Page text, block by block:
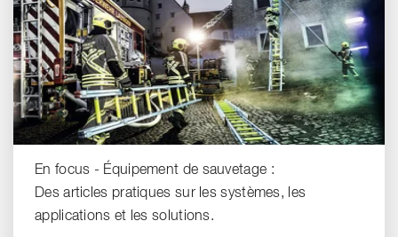
En focus - Équipement de sauvetage :
Des articles pratiques sur les systèmes, les
applications et les solutions.